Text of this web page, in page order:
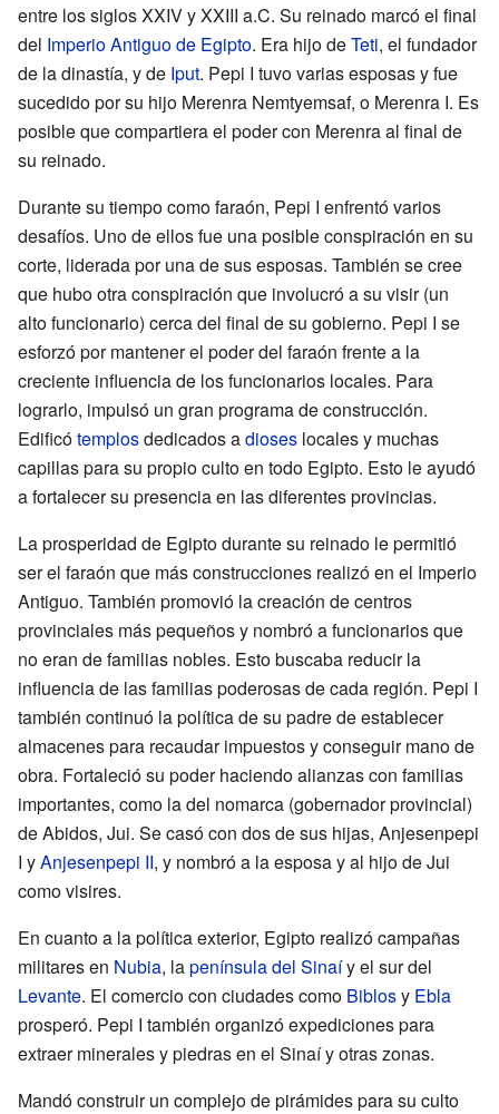
entre los siglos XXIV y XXIII a.C. Su reinado marcó el final
del Imperio Antiguo de Egipto. Era hijo deTeti, el fundador
de la dinastía, y de Iput. Pepi I tuvo varias esposas y fue
sucedido por su hijo Merenra Nemtyemsaf, o Merenra I. Es
posible que compartiera el poder con Merenra al final de
su reinado.
Durante su tiempo como faraón, Pepi I enfrentó varios
desafíos. Uno de ellos fue una posible conspiración en su
corte, liderada por una de sus esposas. También se cree
que hubo otra conspiración que involucró a su visir (un
alto funcionario) cerca del final de su gobierno. Pepi I se
esforzó por mantener el poder del faraón frente a la
creciente influencia de los funcionarios locales. Para
lograrlo, impulsó un gran programa de construcción.
Edificótemplosdedicados adioses locales y muchas
capillas para su propio culto en todo Egipto. Esto le ayudó
a fortalecer su presencia en las diferentes provincias.
La prosperidad de Egipto durante su reinado le permitió
ser el faraón que más construcciones realizó en el Imperio
Antiguo. También promovió la creación de centros
provinciales más pequeños y nombró a funcionarios que
no eran de familias nobles. Esto buscaba reducir la
influencia de las familias poderosas de cada región. Pepi I
también continuó la política de su padre de establecer
almacenes para recaudar impuestos y conseguir mano de
obra. Fortaleció su poder haciendo alianzas con familias
importantes, como la del nomarca (gobernador provincial)
de Abidos, Jui. Se casó con dos de sus hijas, Anjesenpepi
I yAnjesenpepi II, y nombró a la esposa y al hijo de Jui
como visires.
En cuanto a la política exterior, Egipto realizó campañas
militares en Nubia, lapenínsula del Sinaíy el sur del
Levante. El comercio con ciudades como Biblosy Ebla
prosperó. Pepi I también organizó expediciones para
extraer minerales y piedras en el Sinaí y otras zonas.
Mandó construir un complejo de pirámides para su culto